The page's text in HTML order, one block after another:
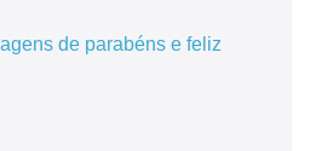
de parabéns e feliz